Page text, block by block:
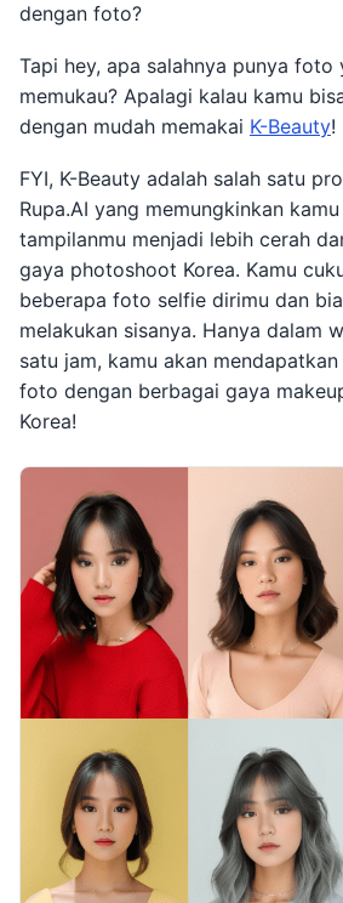
dengan foto?
Tapi hey, apa salahnya punya foto
memukau? Apalagi kalau kamu
dengan mudah memakai K-Beauty!
FYI, K-Beauty adalah salah satu
Rupa.AI yang memungkinkan
tampilanmu menjadi lebih cerah
gaya photoshoot Korea. Kamu
beberapa foto selfie dirimu dan
melakukan sisanya. Hanya dalam
satu jam, kamu akan
foto dengan berbagai gaya
Korea!